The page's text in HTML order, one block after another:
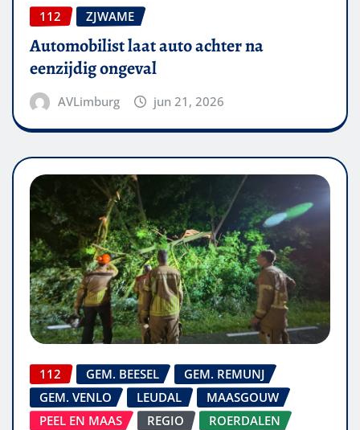
112 ZJWAME
Automobilist laat auto achter na
eenzijdig ongeval
AVLimburg jun 21, 2026
112 GEM. BEESEL
GEM. REMUNJ
GEM. VENLO
LEUDAL
MAASGOUW
PEEL EN MAAS
REGIO ROERDALEN